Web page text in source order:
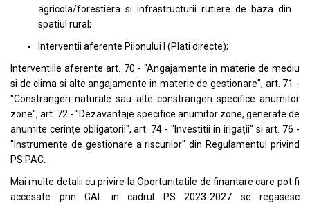
agricola/forestiera si infrastructurii rutiere de baza din
spatiul rural;
Interventii aferente Pilonului I (Plati directe);
Interventiile aferente art. 70 - "Angajamente in materie de mediu
si de clima si alte angajamente in materie de gestionare", art. 71 -
"Constrangeri naturale sau alte constrangeri specifice anumitor
zone", art. 72 - "Dezavantaje specifice anumitor zone, generate de
anumite cerințe obligatorii", art. 74 - "Investitii in irigații" si art. 76 -
"Instrumente de gestionare a riscurilor" din Regulamentul privind
PS PAC.
Mai multe detalii cu privire la Oportunitatile de finantare care pot fi
accesate prin GAL in cadrul PS 2023-2027 se regasesc